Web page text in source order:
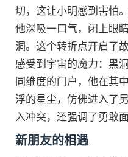
切，这让小明感到害怕
他深吸一口气，闭上眼
洞。这个转折点开启了
感受到宇宙的魔力：黑
同维度的门户，他在其
浮的星尘，仿佛进入了
入冲突，还强调了勇敢
新朋友的相遇